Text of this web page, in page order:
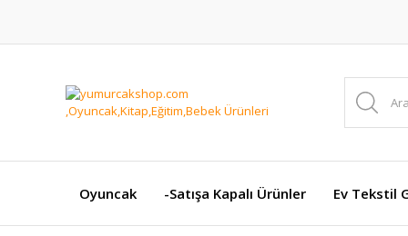
Oyuncak -Satışa Kapalı Ürünler Ev Tekstil